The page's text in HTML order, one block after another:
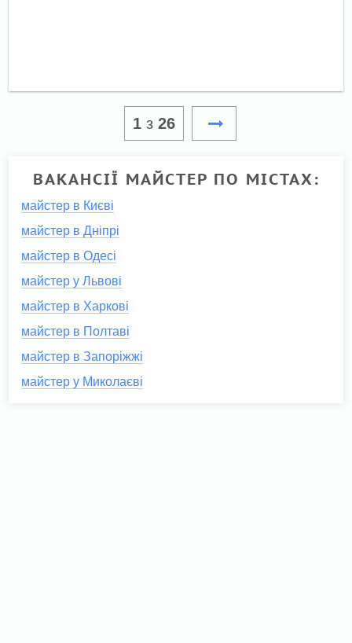
1з 26
ВАКАНСІЇ МАЙСТЕР ПО МІСТАХ:
майстер в Києві
майстер в Дніпрі
майстер в Одесі
майстер у Львові
майстер в Харкові
майстер в Полтаві
майстер в Запоріжжі
майстер у Миколаєві